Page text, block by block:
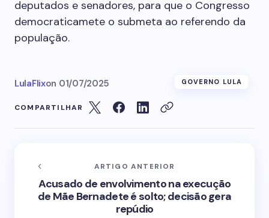
deputados e senadores, para que o Congresso
democraticamete o submeta ao referendo da
população.
LulaFlixon 01/07/2025 GOVERNO LULA
COMPARTILHAR
ARTIGO ANTERIOR
Acusado de envolvimento na execução
de Mãe Bernadete é solto; decisão gera
repúdio